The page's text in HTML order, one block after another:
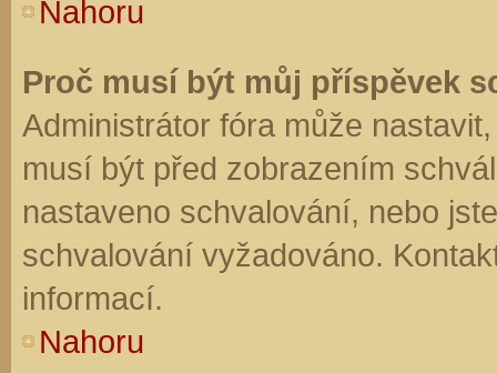
Nahoru
Proč musí být můj příspěvek
Administrátor fóra může
musí být před zobrazením
nastaveno schvalování, nebo
schvalování vyžadováno.
informací.
Nahoru